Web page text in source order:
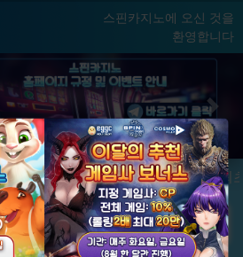
스핀카지노에 오신 것을
환영합니다
Next
★ 국내 최